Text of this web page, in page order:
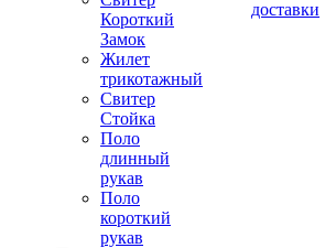
Короткий
Замок
Жилет
трикотажный
Свитер
Стойка
Поло
длинный
рукав
Поло
короткий
рукав
доставки